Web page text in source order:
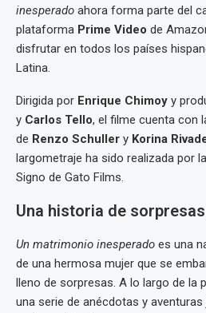
inesperado ahora forma parte del
plataforma Prime Video de
disfrutar en todos los países
Latina.
Dirigida por Enrique Chimoy y
y Carlos Tello, el filme cuenta con
de Renzo Schuller y Korina
largometraje ha sido realizada por
Signo de Gato Films.
Una historia de
Un matrimonio inesperado es una
de una hermosa mujer que se
lleno de sorpresas. A lo largo de la
una serie de anécdotas y